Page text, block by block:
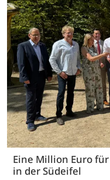
Eine Million Euro
in der Südeifel